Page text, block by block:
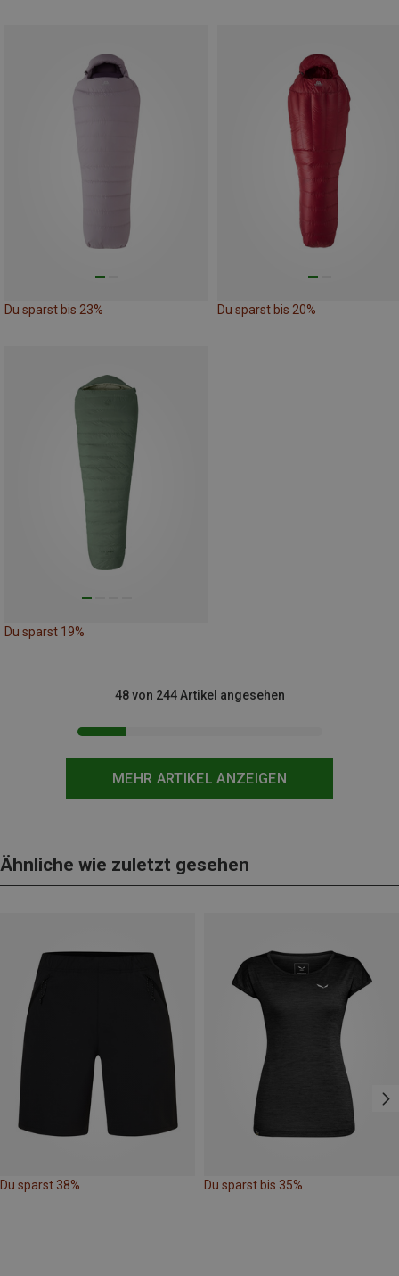
Du sparst bis 23% Du sparst bis 20%
Du sparst 19%
MEHR ARTIKEL ANZEIGEN
48 von 244 Artikel angesehen
Ähnliche wie zuletzt gesehen
Du sparst 38% Du sparst bis 35%